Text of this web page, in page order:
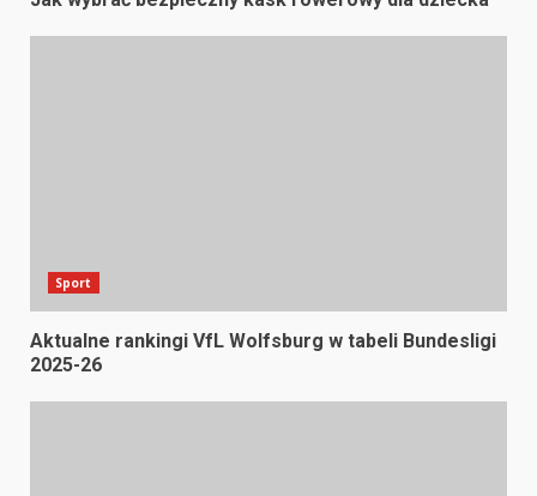
Sport
Aktualne rankingi VfL Wolfsburg w tabeli Bundesligi
2025-26